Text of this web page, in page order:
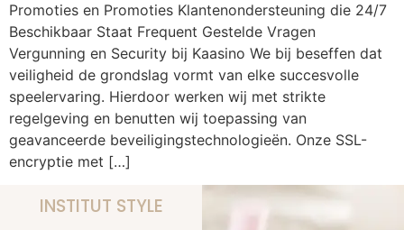
Promoties en Promoties Klantenondersteuning die 24/7
Beschikbaar Staat Frequent Gestelde Vragen
Vergunning en Security bij Kaasino We bij beseffen dat
veiligheid de grondslag vormt van elke succesvolle
speelervaring. Hierdoor werken wij met strikte
regelgeving en benutten wij toepassing van
geavanceerde beveiligingstechnologieën. Onze SSL-
encryptie met […]
INSTITUT STYLE